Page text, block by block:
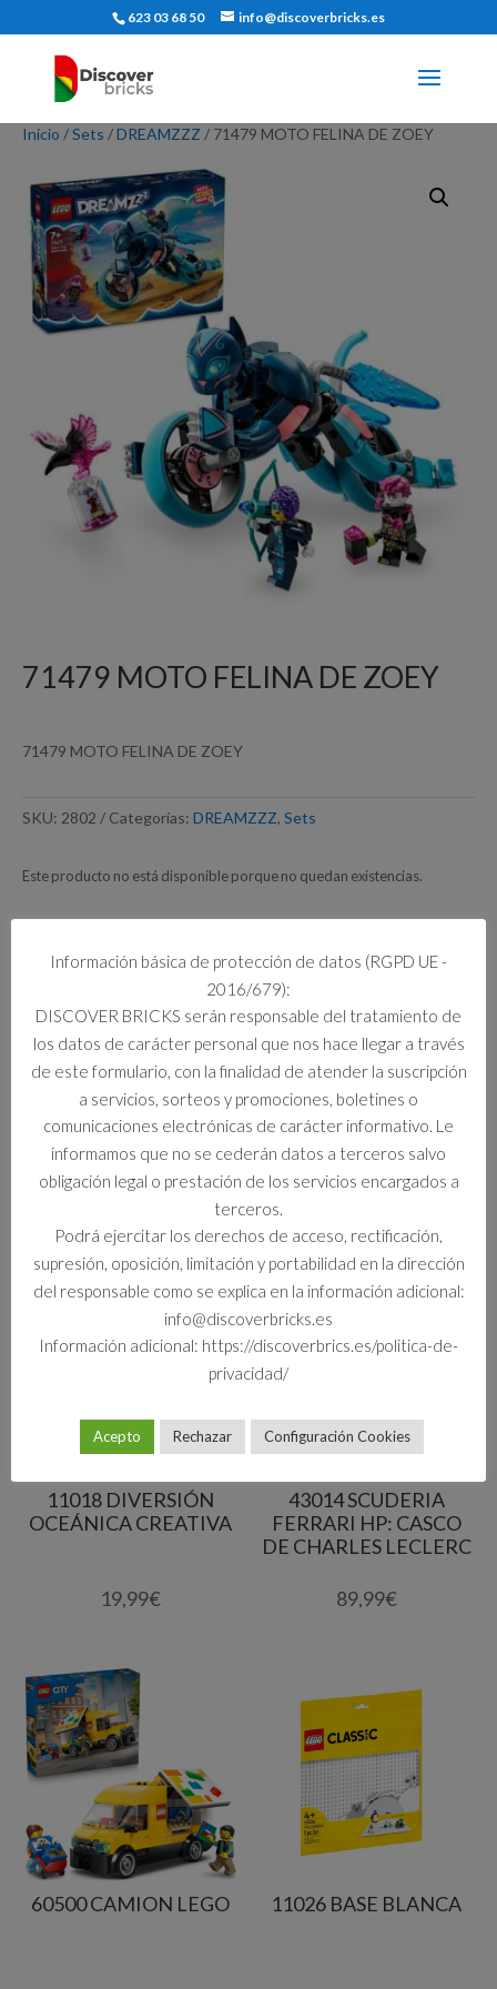
623 03 68 50 info@discoverbricks.es
Inicio /Sets /DREAMZZZ / 71479 MOTO FELINA DE ZOEY
71479 MOTO FELINA DE ZOEY
71479 MOTO FELINA DE ZOEY
SKU: 2802 Categorías: DREAMZZZ, Sets
Este producto no está disponible porque no quedan existencias.
Información adicional
Información adicional
Formato
Set
Productos relacionados
11018 DIVERSIÓN
OCEÁNICA CREATIVA
19,99€
43014 SCUDERIA
FERRARI HP: CASCO
DE CHARLES LECLERC
89,99€
60500 CAMION LEGO 11026 BASE BLANCA
Información básica de protección de datos (RGPD UE -
2016/679):
DISCOVER BRICKS serán responsable del tratamiento de
los datos de carácter personal que nos hace llegar a través
de este formulario, con la finalidad de atender la suscripción
a servicios, sorteos y promociones, boletines o
comunicaciones electrónicas de carácter informativo. Le
informamos que no se cederán datos a terceros salvo
obligación legal o prestación de los servicios encargados a
terceros.
Podrá ejercitar los derechos de acceso, rectificación,
supresión, oposición, limitación y portabilidad en la dirección
del responsable como se explica en la información adicional:
info@discoverbricks.es
Información adicional: https://discoverbrics.es/politica-de-
privacidad/
Acepto Rechazar Configuración Cookies